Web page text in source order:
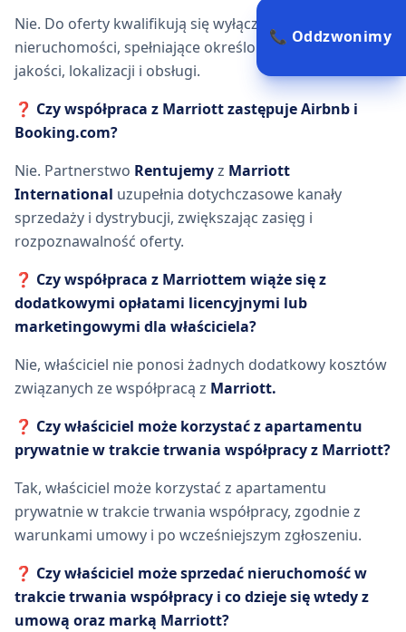
Nie. Do oferty kwalifikują się wyłącznie wybrane
nieruchomości, spełniające określone standardy
jakości, lokalizacji i obsługi.
❓ Czy współpraca z Marriott zastępuje Airbnb i
Booking.com?
Nie. Partnerstwo Rentujemyz Marriott
International uzupełnia dotychczasowe kanały
sprzedaży i dystrybucji, zwiększając zasięg i
rozpoznawalność oferty.
❓ Czy współpraca z Marriottem wiąże się z
dodatkowymi opłatami licencyjnymi lub
marketingowymi dla właściciela?
Nie, właściciel nie ponosi żadnych dodatkowy kosztów
związanych ze współpracą z Marriott.
❓ Czy właściciel może korzystać z apartamentu
prywatnie w trakcie trwania współpracy z Marriott?
Tak, właściciel może korzystać z apartamentu
prywatnie w trakcie trwania współpracy, zgodnie z
warunkami umowy i po wcześniejszym zgłoszeniu.
❓ Czy właściciel może sprzedać nieruchomość w
trakcie trwania współpracy i co dzieje się wtedy z
umową oraz marką Marriott?
📞 Oddzwonimy